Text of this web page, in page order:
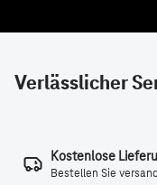
Verlässlicher
Kostenlose
Bestellen Sie